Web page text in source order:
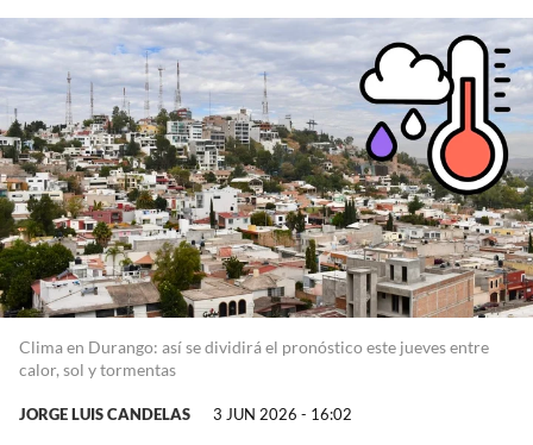
Clima en Durango: así se dividirá el pronóstico este jueves entre
calor, sol y tormentas
JORGE LUIS CANDELAS 3 JUN 2026 - 16:02